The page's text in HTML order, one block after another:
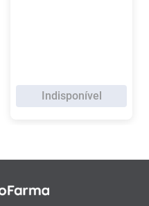
Indisponível